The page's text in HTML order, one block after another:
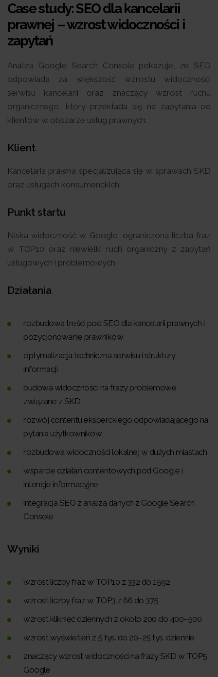
Case study: SEO dla kancelarii
prawnej – wzrost widoczności i
zapytań
Analiza Google Search Console pokazuje, że SEO
odpowiada za większość wzrostu widoczności
serwisu kancelarii oraz znaczący wzrost ruchu
organicznego, który przekłada się na zapytania od
klientów w obszarze usług prawnych.
Klient
Kancelaria prawna specjalizująca się w sprawach SKD
oraz usługach konsumenckich
Punkt startu
Niska widoczność w Google, ograniczona liczba fraz
w TOP10 oraz niewielki ruch organiczny z zapytań
usługowych i problemowych
Działania
rozbudowa treści pod SEO dla kancelarii prawnych i
pozycjonowanie prawników
optymalizacja techniczna serwisu i struktury
informacji
budowa widoczności na frazy problemowe
związane z SKD
rozwój contentu eksperckiego odpowiadającego na
pytania użytkowników
rozbudowa widoczności lokalnej w dużych miastach
wsparcie działań contentowych pod Google i
intencje informacyjne
integracja SEO z analizą danych z Google Search
Console
Wyniki
wzrost liczby fraz w TOP10 z 332 do 1592
wzrost liczby fraz w TOP3 z 66 do 375
wzrost kliknięć dziennych z około 200 do 400–500
wzrost wyświetleń z 5 tys. do 20–25 tys. dziennie
znaczący wzrost widoczności na frazy SKD w TOP5
Google